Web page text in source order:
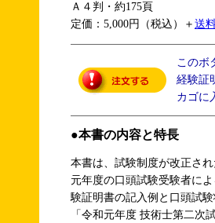
Ａ４判・約175頁
定価：5,000円（税込）＋ 送
このボ
経験証
カゴに
●本書の内容と特長
本書は、試験制度が改正さ
元年度の口頭試験受験者に
験証明書の記入例と口頭試
「令和元年度 技術士第二次